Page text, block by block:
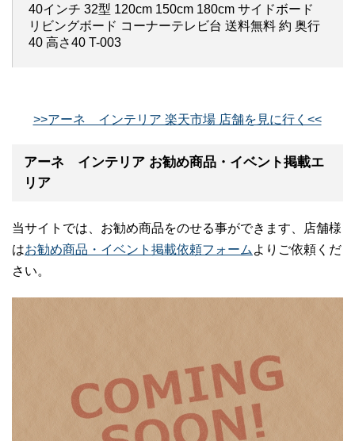
40インチ 32型 120cm 150cm 180cm サイドボード
リビングボード コーナーテレビ台 送料無料 約 奥行
40 高さ40 T-003
>>アーネ インテリア 楽天市場 店舗を見に行く<<
アーネ インテリア お勧め商品・イベント掲載エ
リア
当サイトでは、お勧め商品をのせる事ができます、店舗様
はお勧め商品・イベント掲載依頼フォーム よりご依頼くだ
さい。